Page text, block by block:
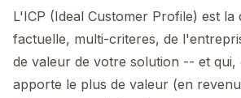
L'ICP (Ideal Customer Profile) est la
factuelle, multi-criteres, de
de valeur de votre solution -- et
apporte le plus de valeur (en